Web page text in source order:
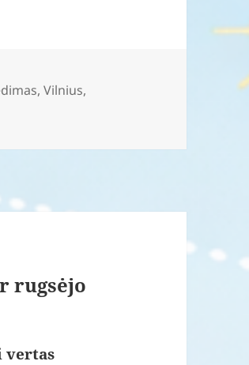
,Vilnius,
rugsėjo
vertas